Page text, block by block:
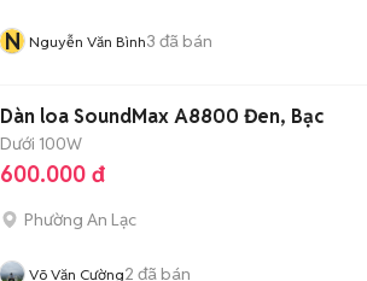
N Nguyễn Văn Bình3 đã bán
Dàn loa SoundMax A8800 Đen, Bạc
Dưới 100W
600.000 đ
Phường An Lạc
Võ Văn Cường2 đã bán